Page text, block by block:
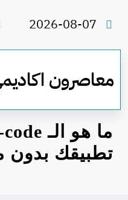
2026-08-07
معاصرون
تطبيقك بدون